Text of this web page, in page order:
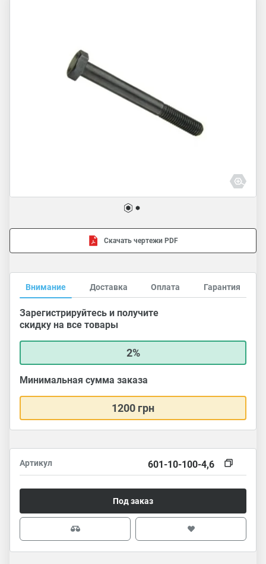
Скачать чертежи PDF
Внимание Доставка Оплата Гарантия
Зарегистрируйтесь и получите
скидку на все товары
2%
Минимальная сумма заказа
1200 грн
Артикул 601-10-100-4,6
Под заказ